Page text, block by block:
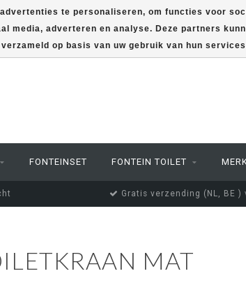
FONTEINSET FONTEIN TOILET
Gratis verzending (NL, BE )
MAT
te personaliseren, om functies voor
adverteren en analyse. Deze partners
op basis van uw gebruik van hun